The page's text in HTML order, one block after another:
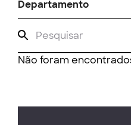
Departamento
Não foram